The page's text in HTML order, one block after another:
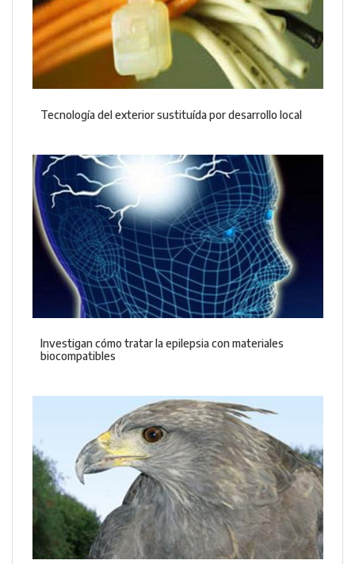
Tecnología del exterior sustituída por desarrollo local
Investigan cómo tratar la epilepsia con materiales
biocompatibles